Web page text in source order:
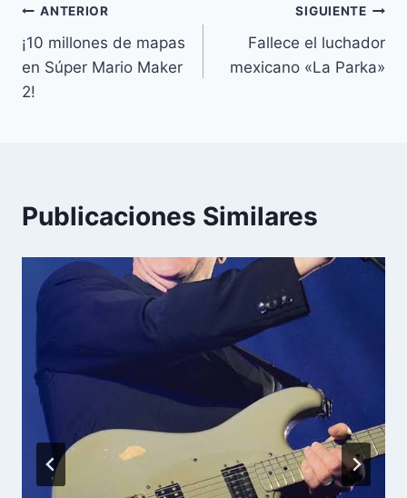
Navegación
de
entradas
ANTERIOR
¡10 millones de mapas
en Súper Mario Maker
2!
SIGUIENTE
Fallece el luchador
mexicano «La Parka»
Publicaciones Similares